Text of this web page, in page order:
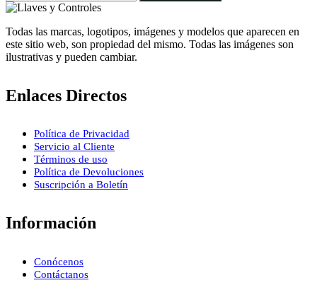
Todas las marcas, logotipos, imágenes y modelos que aparecen en
este sitio web, son propiedad del mismo. Todas las imágenes son
ilustrativas y pueden cambiar.
Enlaces Directos
Política de Privacidad
Servicio al Cliente
Términos de uso
Política de Devoluciones
Suscripción a Boletín
Información
Conócenos
Contáctanos